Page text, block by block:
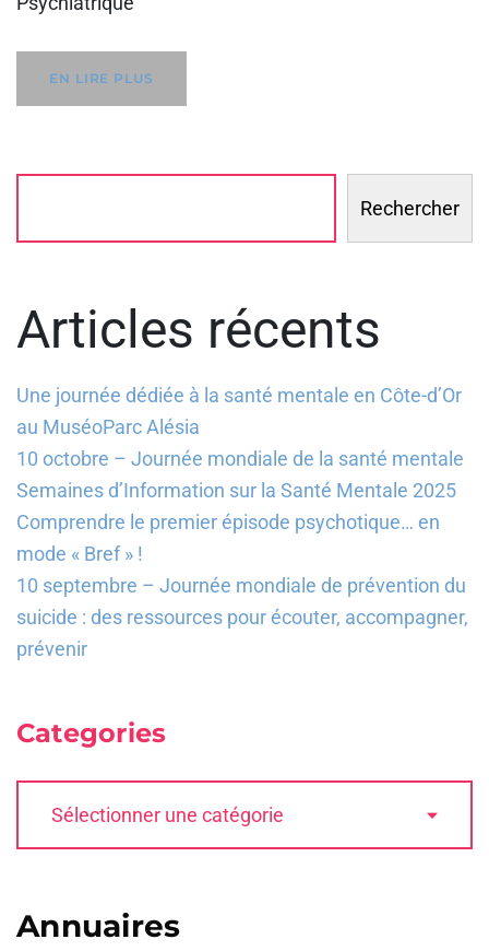
EN LIRE PLUS
Rechercher
Articles récents
Une journée dédiée à la santé mentale en Côte-d’Or
au MuséoParc Alésia
10 octobre – Journée mondiale de la santé mentale
Semaines d’Information sur la Santé Mentale 2025
Comprendre le premier épisode psychotique… en
mode « Bref » !
10 septembre – Journée mondiale de prévention du
suicide : des ressources pour écouter, accompagner,
prévenir
Categories
Annuaires